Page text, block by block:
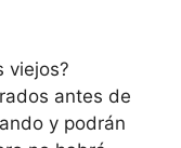
viejos?
antes de
y podrán